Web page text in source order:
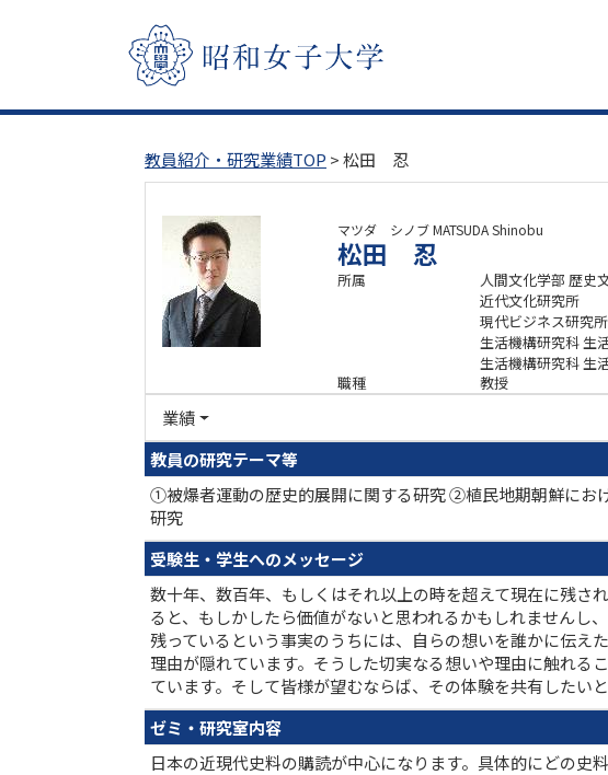
教員紹介・研究業績TOP > 松田 忍
マツダ シノブMATSUDA Shinobu
松田 忍
所属
人間文化学部 歴史
近代文化研究所
現代ビジネス研究所
生活機構研究科 生
生活機構研究科 生
職種
教授
業績
教員の研究テーマ等
①被爆者運動の歴史的展開に関する研究 ②植民地期朝鮮にお
研究
受験生・学生へのメッセージ
数十年、数百年、もしくはそれ以上の時を超えて現在に残さ
ると、もしかしたら価値がないと思われるかもしれませんし
残っているという事実のうちには、自らの想いを誰かに伝え
理由が隠れています。そうした切実なる想いや理由に触れる
ています。そして皆様が望むならば、その体験を共有したいと
ゼミ・研究室内容
日本の近現代史料の購読が中心になります。具体的にどの史